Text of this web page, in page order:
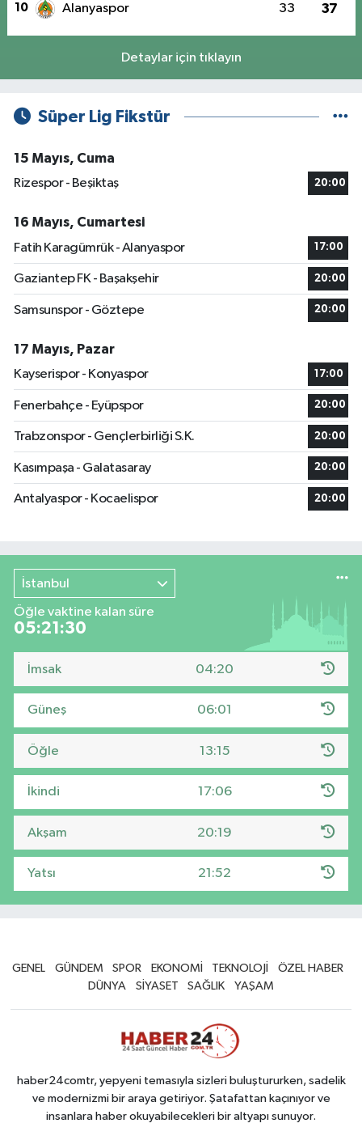
10 Alanyaspor 33 37
Detaylar için tıklayın
Süper Lig Fikstür
15 Mayıs, Cuma
Rizespor - Beşiktaş
20:00
16 Mayıs, Cumartesi
Fatih Karagümrük - Alanyaspor
17:00
Gaziantep FK - Başakşehir 20:00
Samsunspor - Göztepe 20:00
17 Mayıs, Pazar
Kayserispor - Konyaspor
17:00
Fenerbahçe - Eyüpspor 20:00
Trabzonspor - Gençlerbirliği S.K. 20:00
Kasımpaşa - Galatasaray 20:00
Antalyaspor - Kocaelispor 20:00
İstanbul
Öğle vaktine kalan süre
05:21:29
İmsak 04:20
Güneş 06:01
Öğle 13:15
İkindi 17:06
Akşam 20:19
Yatsı 21:52
GENEL GÜNDEM SPOR EKONOMİ TEKNOLOJİ
ÖZEL HABER
DÜNYA
SİYASET SAĞLIK YAŞAM
haber24comtr, yepyeni temasıyla sizleri buluştururken, sadelik
ve modernizmi bir araya getiriyor. Şatafattan kaçınıyor ve
insanlara haber okuyabilecekleri bir altyapı sunuyor.